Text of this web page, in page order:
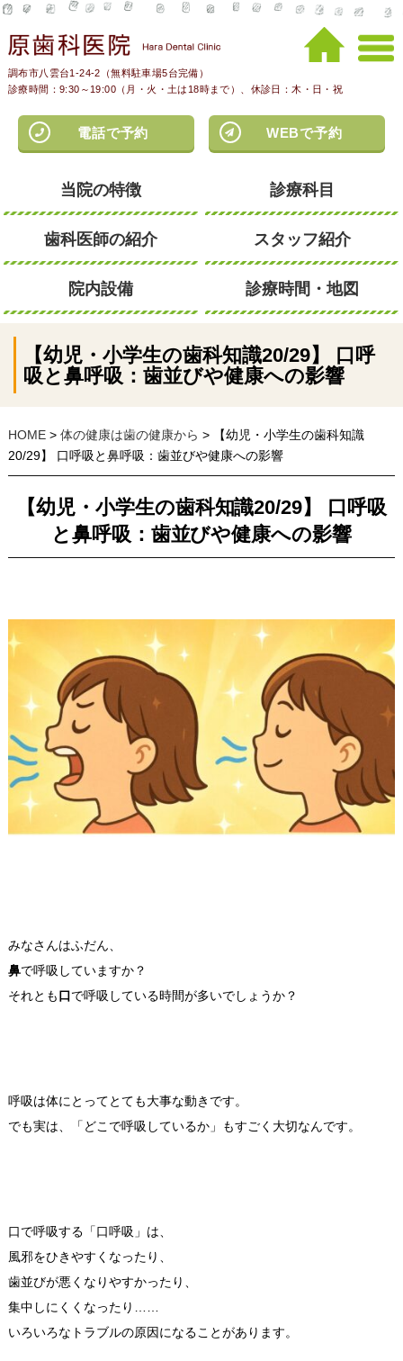
調布市八雲台1-24-2（無料駐車場5台完備）
診療時間：9:30～19:00（月・火・土は18時まで）、休診日：木・日・祝
電話で予約 WEBで予約
当院の特徴 診療科目
歯科医師の紹介 スタッフ紹介
院内設備 診療時間・地図
【幼児・小学生の歯科知識20/29】 口呼
吸と鼻呼吸：歯並びや健康への影響
HOME> 体の健康は歯の健康から > 【幼児・小学生の歯科知識
20/29】 口呼吸と鼻呼吸：歯並びや健康への影響
【幼児・小学生の歯科知識20/29】 口呼吸
と鼻呼吸：歯並びや健康への影響
みなさんはふだん、
鼻で呼吸していますか？
それとも口で呼吸している時間が多いでしょうか？
呼吸は体にとってとても大事な動きです。
でも実は、「どこで呼吸しているか」もすごく大切なんです。
口で呼吸する「口呼吸」は、
風邪をひきやすくなったり、
歯並びが悪くなりやすかったり、
集中しにくくなったり……
いろいろなトラブルの原因になることがあります。